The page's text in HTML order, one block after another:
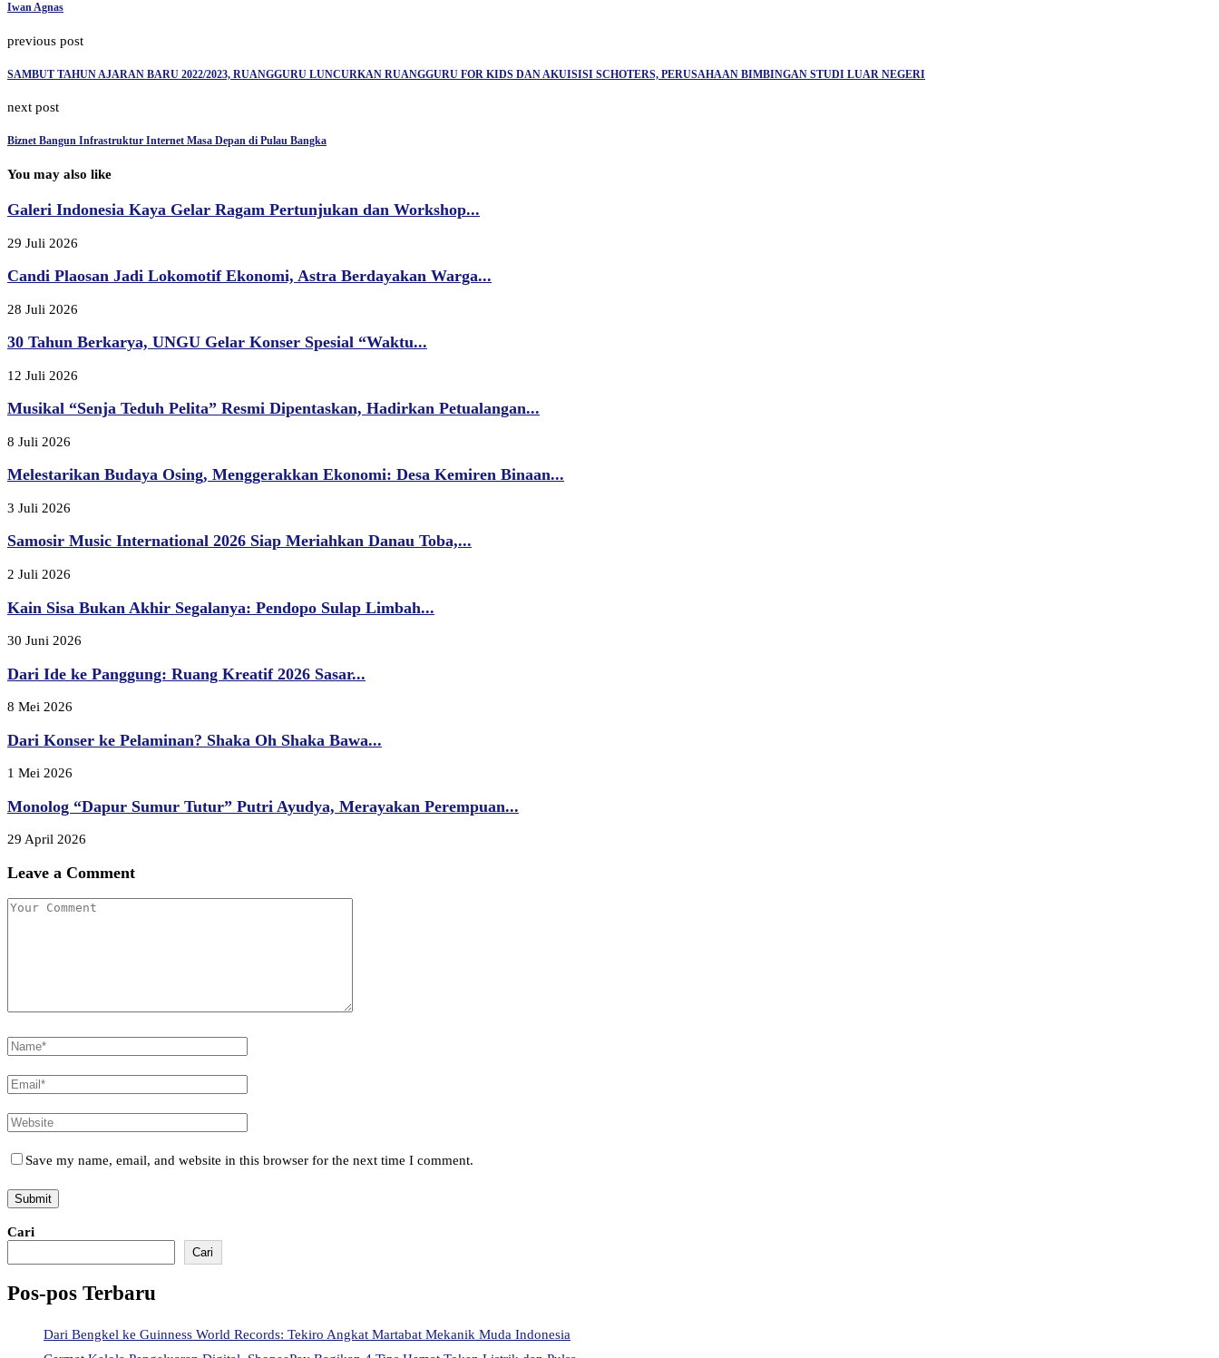
Iwan Agnas
previous post
SAMBUT TAHUN AJARAN BARU 2022/2023, RUANGGURU LUNCURKAN RUANGGURU FOR KIDS DAN AKUISISI SCHOTERS, PERUSAHAAN BIMBINGAN STUDI LUAR NEGERI
next post
Biznet Bangun Infrastruktur Internet Masa Depan di Pulau Bangka
You may also like
Galeri Indonesia Kaya Gelar Ragam Pertunjukan dan Workshop...
29 Juli 2026
Candi Plaosan Jadi Lokomotif Ekonomi, Astra Berdayakan Warga...
28 Juli 2026
30 Tahun Berkarya, UNGU Gelar Konser Spesial “Waktu...
12 Juli 2026
Musikal “Senja Teduh Pelita” Resmi Dipentaskan, Hadirkan Petualangan...
8 Juli 2026
Melestarikan Budaya Osing, Menggerakkan Ekonomi: Desa Kemiren Binaan...
3 Juli 2026
Samosir Music International 2026 Siap Meriahkan Danau Toba,...
2 Juli 2026
Kain Sisa Bukan Akhir Segalanya: Pendopo Sulap Limbah...
30 Juni 2026
Dari Ide ke Panggung: Ruang Kreatif 2026 Sasar...
8 Mei 2026
Dari Konser ke Pelaminan? Shaka Oh Shaka Bawa...
1 Mei 2026
Monolog “Dapur Sumur Tutur” Putri Ayudya, Merayakan Perempuan...
29 April 2026
Leave a Comment
Save my name, email, and website in this browser for the next time I comment.
Cari
Cari
Pos-pos Terbaru
Dari Bengkel ke Guinness World Records: Tekiro Angkat Martabat Mekanik Muda Indonesia